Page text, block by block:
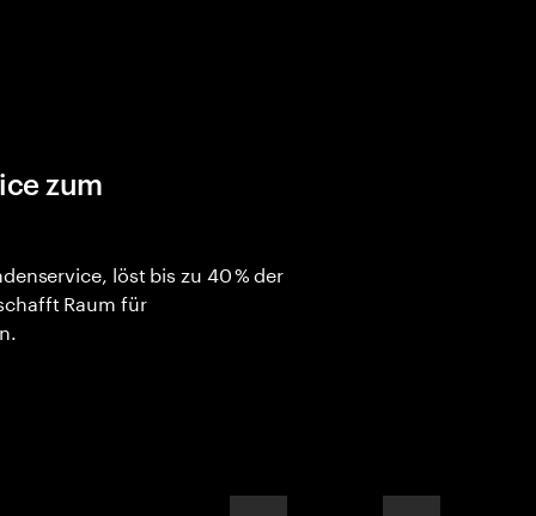
zum
löst bis zu 40 % der
Raum für